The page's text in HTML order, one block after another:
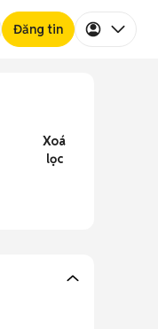
Đăng tin
Xoá
lọc